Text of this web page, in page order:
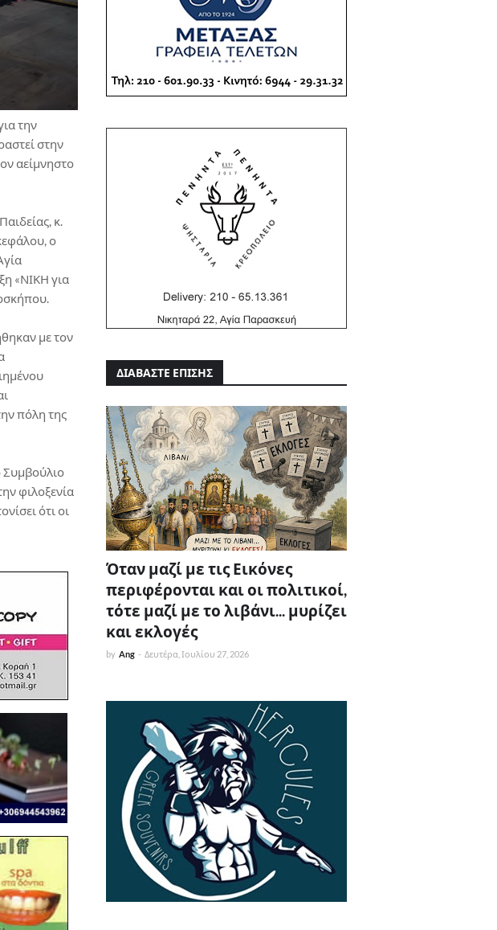
την
στην
αείμνηστο
κ.
ο
«ΝΙΚΗ για
με τον
πόλη της
Συμβούλιο
φιλοξενία
ότι οι
ΔΙΑΒΑΣΤΕ ΕΠΙΣΗΣ
Όταν μαζί με τις Εικόνες
περιφέρονται και οι πολιτικοί,
τότε μαζί με το λιβάνι... μυρίζει
και εκλογές
by Ang - Δευτέρα, Ιουλίου 27, 2026